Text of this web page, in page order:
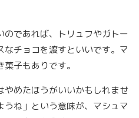
であれば、トリュフやガトー
チョコを渡すといいです。マ
子もありです。
やめたほうがいいかもしれませ
ね」という意味が、マシュマ